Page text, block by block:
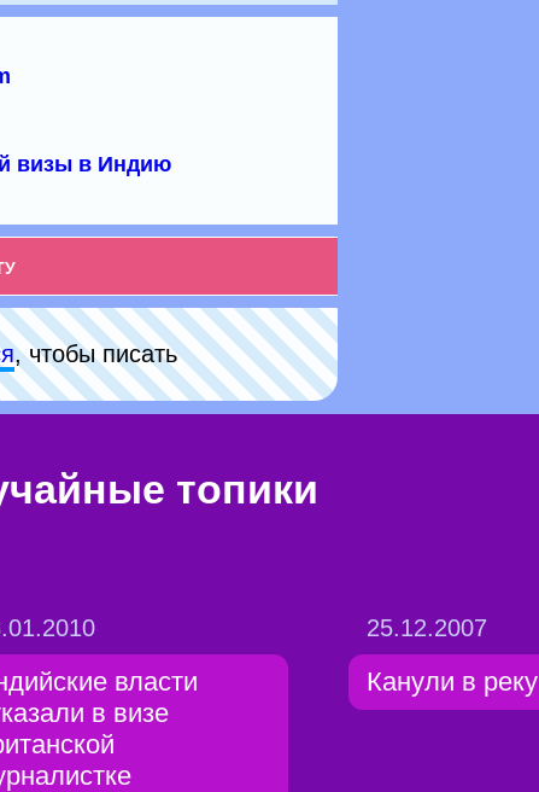
визы в Индию
, чтобы писать
топики
власти
в визе
25.12.2007
Канули в реку